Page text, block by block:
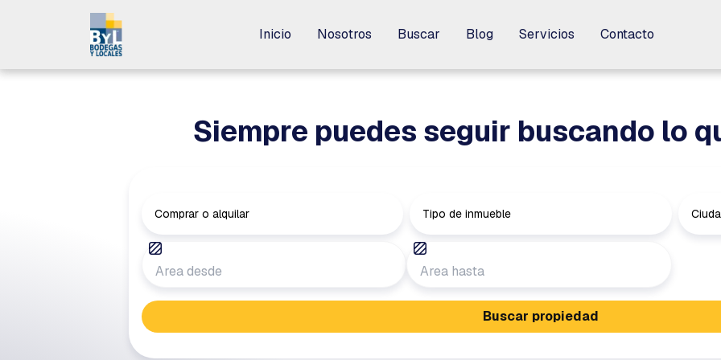
Inicio Nosotros Buscar Blog Servicios Contacto
Inicio Nosotros Buscar Blog Servicios Contacto
Siempre puedes seguir buscando lo
Comprar o alquilar Tipo de inmueble
Buscar propiedad